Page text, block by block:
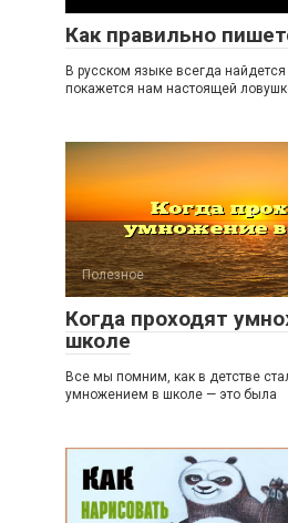
Как правильно
В русском языке всегда
покажется нам настоящей
Полезное
Когда проходят
школе
Все мы помним, как в детстве
умножением в школе — это была